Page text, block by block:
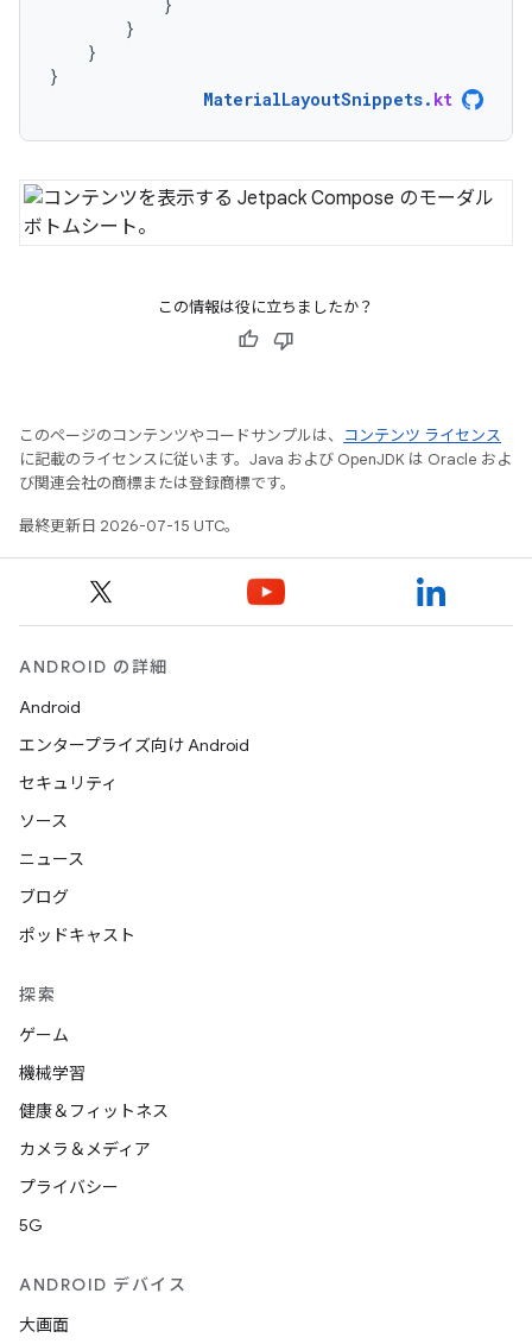
}
}
}
MaterialLayoutSnippets. kt
この情報は役に立ちましたか？
このページのコンテンツやコードサンプルは、
コンテンツ ライセンス
に記載のライセンスに従います。Java および OpenJDK は Oracle およ
び関連会社の商標または登録商標です。
最終更新日 2026-07-15 UTC。
ANDROID の詳細
Android
エンタープライズ向け Android
セキュリティ
ソース
ニュース
ブログ
ポッドキャスト
探索
ゲーム
機械学習
健康＆フィットネス
カメラ＆メディア
プライバシー
5G
ANDROID デバイス
大画面